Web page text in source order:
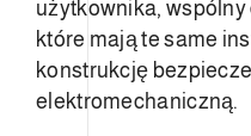
użytkownika,
które mają te same
konstrukcję
elektromechaniczną.